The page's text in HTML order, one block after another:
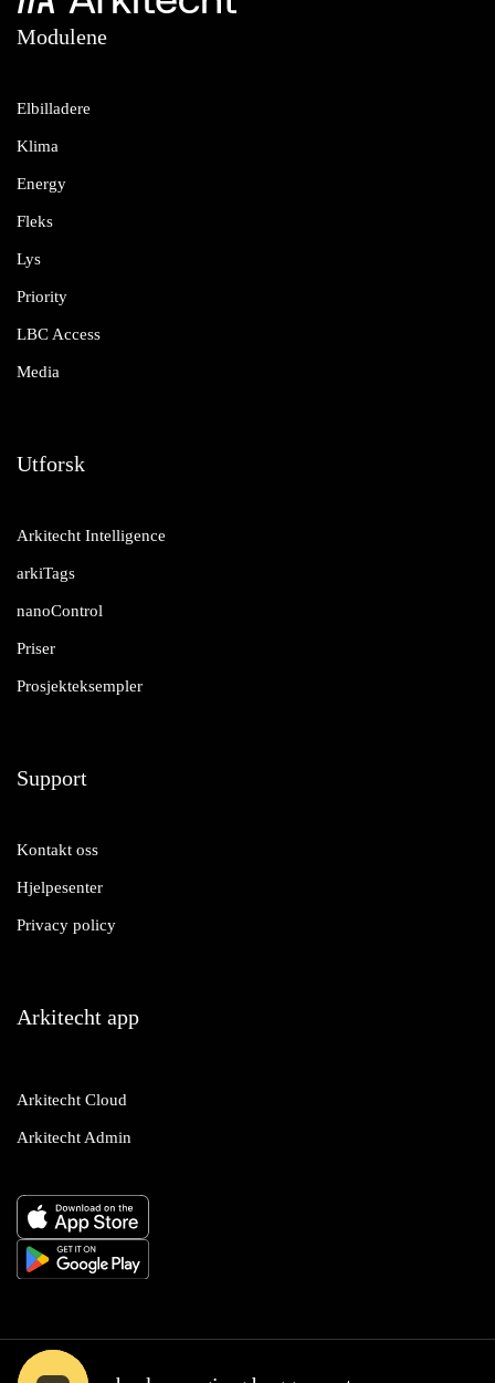
Modulene
Elbilladere
Klima
Energy
Fleks
Lys
Priority
LBC Access
Media
Utforsk
Arkitecht Intelligence
arkiTags
nanoControl
Priser
Prosjekteksempler
Support
Kontakt oss
Hjelpesenter
Privacy policy
Arkitecht app
Arkitecht Cloud
Arkitecht Admin